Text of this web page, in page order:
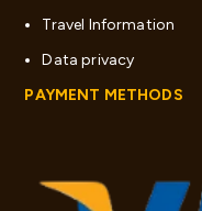
Travel Information
Data privacy
PAYMENT METHODS